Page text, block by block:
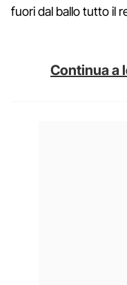
fuori dal ballo tutto il
Continua a